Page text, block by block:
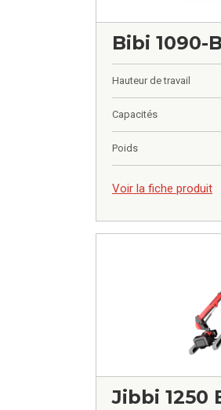
Bibi 1090-
Hauteur de travail
Capacités
Poids
Voir la fiche produit
Jibbi 1250